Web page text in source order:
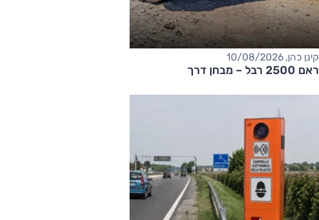
קינן כהן, 10/08/2026
ראם 2500 רבל – מבחן דרך